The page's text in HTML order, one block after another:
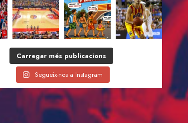
Carregar més publicacions
Segueix-nos a Instagram